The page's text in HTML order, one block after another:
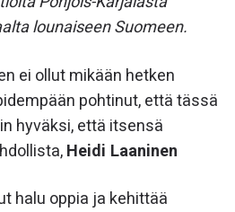
lounaiseen Suomeen.
ei ollut mikään hetken
pohtinut, että tässä
hyväksi, että itsensä
Heidi Laaninen
halu oppia ja kehittää